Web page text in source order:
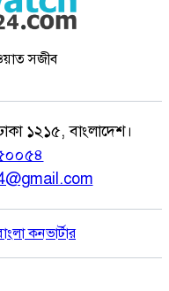
সজীব
১২১৫, বাংলাদেশ।
কনভার্টার